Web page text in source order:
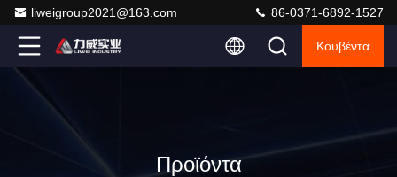
liweigroup2021@163.com 86-0371-6892-1527
Κουβέντα
Προϊόντα